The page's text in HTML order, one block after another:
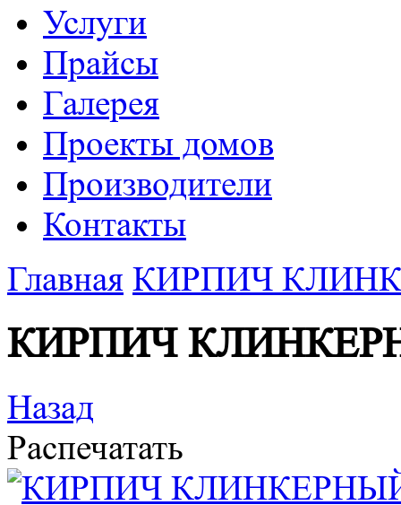
Услуги
Прайсы
Галерея
Проекты домов
Производители
Контакты
Главная КИРПИЧ
КИРПИЧ
Назад
Распечатать